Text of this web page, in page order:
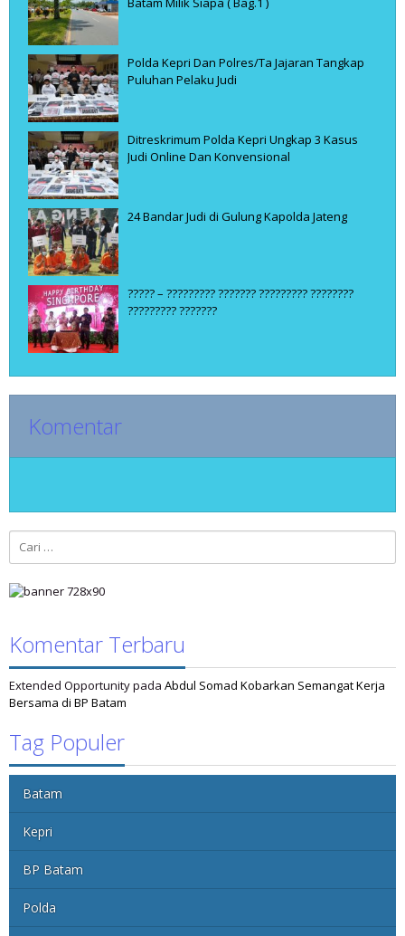
Polda Kepri Dan Polres/Ta Jajaran Tangkap
Puluhan Pelaku Judi
Ditreskrimum Polda Kepri Ungkap 3 Kasus
Judi Online Dan Konvensional
24 Bandar Judi di Gulung Kapolda Jateng
????? – ????????? ??????? ????????? ????????
????????? ???????
Komentar
Cari
untuk:
Komentar Terbaru
Extended Opportunitypada Abdul Somad Kobarkan Semangat Kerja
Bersama di BP Batam
Tag Populer
Batam
Kepri
BP Batam
Polda